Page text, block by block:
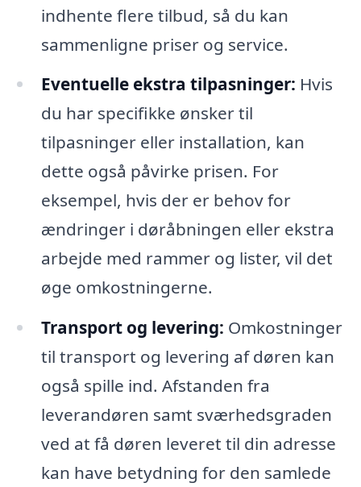
indhente flere tilbud, så du kan
sammenligne priser og service.
Eventuelle ekstra tilpasninger: Hvis
du har specifikke ønsker til
tilpasninger eller installation, kan
dette også påvirke prisen. For
eksempel, hvis der er behov for
ændringer i døråbningen eller ekstra
arbejde med rammer og lister, vil det
øge omkostningerne.
Transport og levering: Omkostninger
til transport og levering af døren kan
også spille ind. Afstanden fra
leverandøren samt sværhedsgraden
ved at få døren leveret til din adresse
kan have betydning for den samlede